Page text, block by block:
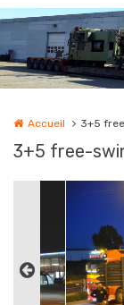
Accueil 3+5
3+5 free-